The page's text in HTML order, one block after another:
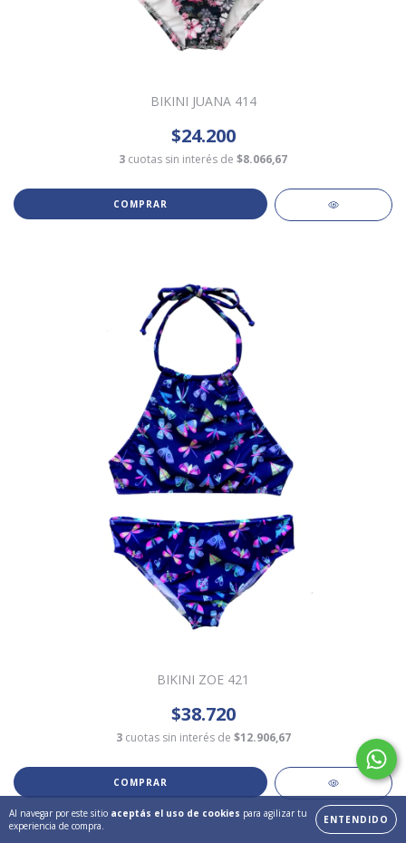
Al navegar por este sitio aceptás el uso de cookies para agilizar tu
experiencia de compra.
ENTENDIDO
BIKINI JUANA 414
$24.200
3 cuotas sin interés de $8.066,67
COMPRAR
BIKINI ZOE 421
$38.720
3 cuotas sin interés de $12.906,67
COMPRAR